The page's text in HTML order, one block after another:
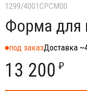
1299/4001CPCM00
Форма для
под заказДоставка
13 200 ₽